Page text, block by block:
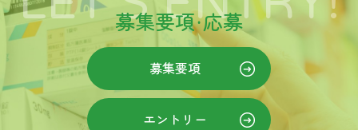
募集要項・応募
募集要項
エントリー